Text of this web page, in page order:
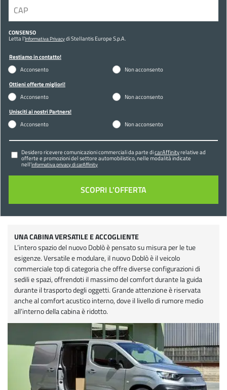
CONSENSO
Letta l'Informativa Privacydi Stellantis Europe S.p.A.
Restiamo in contatto!
Acconsento Non acconsento
Ottieni offerte migliori!
Acconsento Non acconsento
Unisciti ai nostri Partners!
Acconsento Non acconsento
Desidero ricevere comunicazioni commerciali da parte dicarAffinityrelative ad
offerte e promozioni del settore automobilistico, nelle modalità indicate
nell'informativa privacy di carAffinity
UNA CABINA VERSATILE E ACCOGLIENTE
L’intero spazio del nuovo Doblò è pensato su misura per le tue
esigenze. Versatile e modulare, il nuovo Doblò è il veicolo
commerciale top di categoria che offre diverse configurazioni di
sedili e spazi, offrendoti il massimo del comfort durante la guida
durante il trasporto degli oggetti. Grande attenzione è riservata
anche al comfort acustico interno, dove il livello di rumore medio
all’interno della cabina è ridotto.